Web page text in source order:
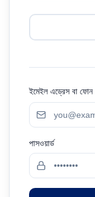
ইমেইল এড্রেস বা ফোন
পাসওয়ার্ড